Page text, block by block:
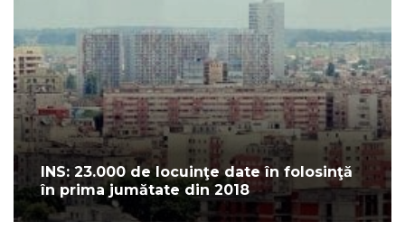
INS: 23.000 de locuinţe date în folosinţă
în prima jumătate din 2018